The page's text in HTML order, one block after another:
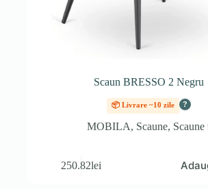
Scaun BRESSO 2 Negru
📦 Livrare ~10 zile ?
MOBILA, Scaune, Scaune
250.82lei